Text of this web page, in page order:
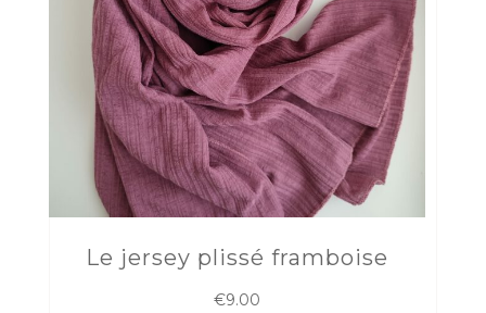
Le jersey plissé framboise
€9.00